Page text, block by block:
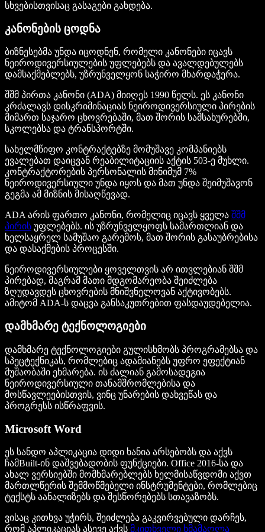
სხვებისთვისაც გასაგები გახდება.
კანონების ცოდნა
ბიზნესებმა უნდა იცოდნენ, რომელი კანონები იცავს
ნეიროდივერსიულების უფლებებს და ავალდებულებს
დამსაქმებლებს, უზრუნველყონ საჭირო მხარდაჭერა.
შშმ პირთა კანონი (ADA) მიიღეს 1990 წელს. ეს კანონი
კრძალავს დისკრიმინაციას ნეიროდივერსიული პირების
მიმართ საჯარო ცხოვრებაში, მათ შორის სამსახურებში,
სკოლებსა და ტრანსპორტში.
სახელმწიფო კონტრაქტებზე მომუშავე კომპანიებს
ევალებათ დაიცვან რეაბილიტაციის აქტის 503-ე მუხლი.
კონტრაქტორების პერსონალის მინიმუმ 7%
ნეიროდივერსიული უნდა იყოს და მათ უნდა შეიმუშავონ
გეგმა ამ მიზნის მისაღწევად.
ADA არის ფართო კანონი, რომელიც იცავს ყველა შშმ
პირის უფლებებს. ის უზრუნველყოფს სამართლიან და
ხელსაყრელ სამუშაო გარემოს, მათ შორის გასაუბრებისა
და დასაქმების პროცესში.
ნეიროდივერსიულები ყოველთვის არ ითვლებიან შშმ
პირებად, მაგრამ მათი მდგომარეობა შეიძლება
ზღუდავდეს ცხოვრების მნიშვნელოვან აქტივობებს.
ამიტომ ADA-ს დაცვა განსაკუთრებით ფასდაუდებელია.
დამხმარე ტექნოლოგიები
დამხმარე ტექნოლოგიები გულისხმობს პროგრამებსა და
სპეცტექნიკას, რომლებიც ადამიანებს უფრო ეფექტიან
მუშაობაში ეხმარება. ის ძალიან გამოსადეგია
ნეიროდივერსიული თანამშრომლებისა და
მოსწავლეებისთვის, ვინც უნარების დახვეწას და
პროგრესს ისწრაფვის.
Microsoft Word
ეს სანდო აპლიკაცია დიდი ხანია არსებობს და აქვს
ჩამBuilt-ინ დაშვებადობის ფუნქციები. Office 2016-სა და
ახალ ვერსიებში მომხმარებლებს ხელმისაწვდომი აქვთ
მართლწერის შემმოწმებელი ინსტრუმენტები, რომლებიც
ტექსტს აანალიზებს და შესწორებებს სთავაზობს.
ვისაც კითხვა უჭირს, შეიძლება გაკვირვებული დარჩეს,
რომ აპლიკაციას ასევე აქვს მკითხველი ხმამაღლა